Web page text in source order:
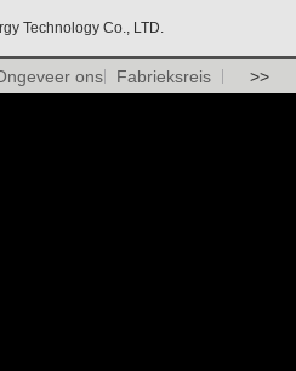
Technology Co., LTD.
ons Fabrieksreis >>